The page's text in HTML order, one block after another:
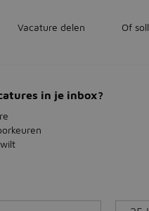
Vacature delen Of
in je inbox?